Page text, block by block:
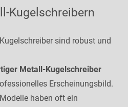
Kugelschreibern
sind robust und
Metall-Kugelschreiber
Erscheinungsbild.
haben oft ein